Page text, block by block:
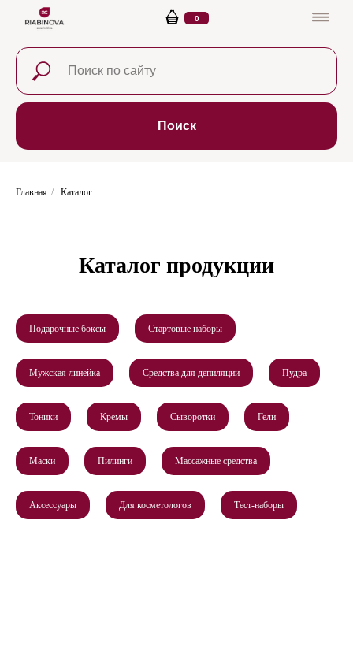
0
Поиск
Главная / Каталог
Каталог продукции
Подарочные боксы Стартовые наборы
Мужская линейка Средства для депиляции Пудра
Тоники Кремы Сыворотки Гели
Маски Пилинги Массажные средства
Аксессуары Для косметологов Тест-наборы